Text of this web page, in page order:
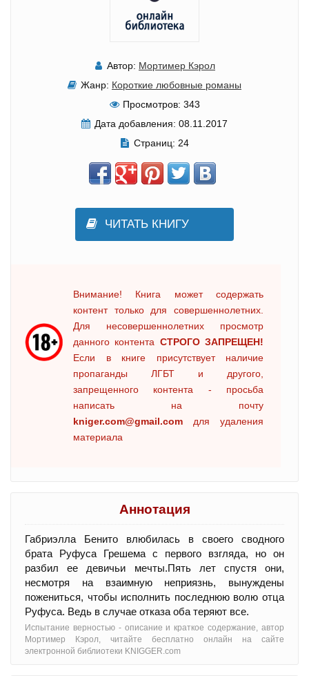
Автор: Мортимер Кэрол
Жанр: Короткие любовные романы
Просмотров: 343
Дата добавления: 08.11.2017
Страниц: 24
ЧИТАТЬ КНИГУ
Внимание! Книга может содержать
контент только для совершеннолетних.
Для несовершеннолетних просмотр
данного контента СТРОГО ЗАПРЕЩЕН!
Если в книге присутствует наличие
пропаганды ЛГБТ и другого,
запрещенного контента - просьба
написать на почту
kniger.com@gmail.com для удаления
материала
Аннотация
Габриэлла Бенито влюбилась в своего сводного
брата Руфуса Грешема с первого взгляда, но он
разбил ее девичьи мечты.Пять лет спустя они,
несмотря на взаимную неприязнь, вынуждены
пожениться, чтобы исполнить последнюю волю отца
Руфуса. Ведь в случае отказа оба теряют все.
Испытание верностью - oписание и краткое содержание, автор
Мортимер Кэрол, читайте бесплатно онлайн на сайте
электронной библиотеки KNIGGER.com